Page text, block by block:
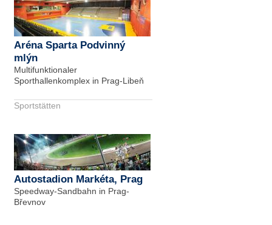
Aréna Sparta Podvinný
mlýn
Multifunktionaler
Sporthallenkomplex in Prag-Libeň
Sportstätten
Autostadion Markéta, Prag
Speedway-Sandbahn in Prag-
Břevnov